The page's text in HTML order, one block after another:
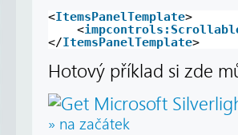
<ItemsPanelTemplate>
<
</ItemsPanelTemplate>
Hotový příklad si zde
» na začátek